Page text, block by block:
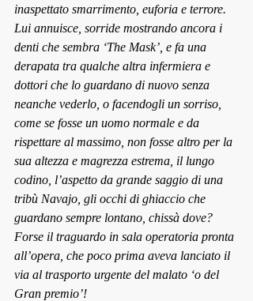
inaspettato smarrimento, euforia e terrore.
Lui annuisce, sorride mostrando ancora i
denti che sembra ‘The Mask’ , e fa una
derapata tra qualche altra infermiera e
dottori che lo guardano di nuovo senza
neanche vederlo, o facendogli un sorriso,
come se fosse un uomo normale e da
rispettare al massimo, non fosse altro per la
sua altezza e magrezza estrema, il lungo
codino, l’aspetto da grande saggio di una
tribù Navajo, gli occhi di ghiaccio che
guardano sempre lontano, chissà dove?
Forse il traguardo in sala operatoria pronta
all’opera, che poco prima aveva lanciato il
via al trasporto urgente del malato ‘o del
Gran premio’!